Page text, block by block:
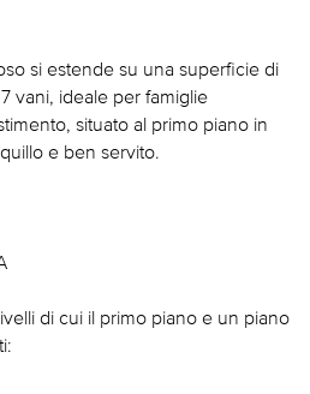
si estende su una superficie di
vani, ideale per famiglie
situato al primo piano in
e ben servito.
di cui il primo piano e un piano